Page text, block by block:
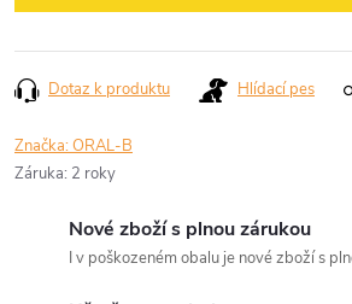
Dotaz k produktu Hlídací pes
Značka:ORAL-B
Záruka: 2 roky
Nové zboží s plnou zárukou
I v poškozeném obalu je nové zboží s